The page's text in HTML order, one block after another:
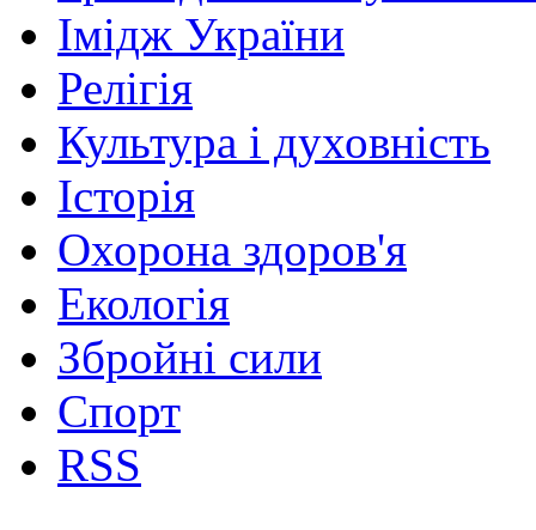
Імідж України
Релігія
Культура і духовність
Історія
Охорона здоров'я
Екологія
Збройні сили
Спорт
RSS